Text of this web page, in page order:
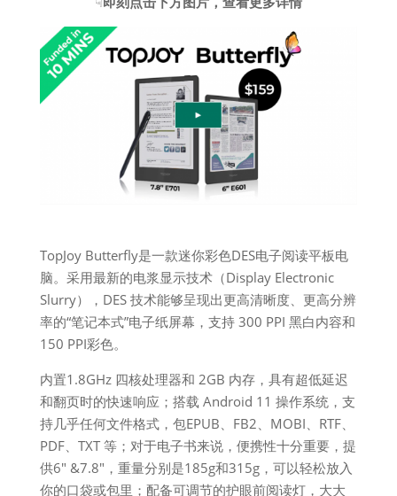
TopJoy Butterfly是一款迷你彩色DES电子阅读平板电
脑。采用最新的电浆显示技术（Display Electronic
Slurry），DES 技术能够呈现出更高清晰度、更高分辨
率的“笔记本式”电子纸屏幕，支持 300 PPI 黑白内容和
150 PPI彩色。
内置1.8GHz 四核处理器和 2GB 内存，具有超低延迟
和翻页时的快速响应；搭载 Android 11 操作系统，支
持几乎任何文件格式，包EPUB、FB2、MOBI、RTF、
PDF、TXT 等；对于电子书来说，便携性十分重要，提
供6″ &7.8″，重量分别是185g和315g，可以轻松放入
你的口袋或包里；配备可调节的护眼前阅读灯，大大